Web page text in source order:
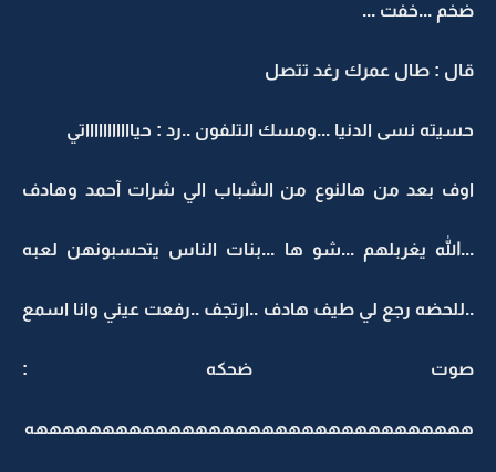
ضخم ...خفت ...
قال : طال عمرك رغد تتصل
حسيته نسى الدنيا ...ومسك التلفون ..رد : حياااااااااااتي
اوف بعد من هالنوع من الشباب الي شرات آحمد وهادف
...الله يغربلهم ...شو ها ...بنات الناس يتحسبونهن لعبه
..للحضه رجع لي طيف هادف ..ارتجف ..رفعت عيني وانا اسمع
صوت ضحكه :
هههههههههههههههههههههههههههههههههه